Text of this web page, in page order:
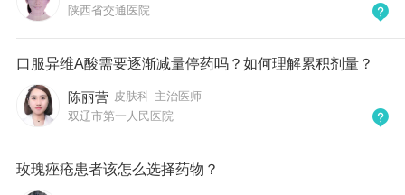
陕西省交通医院
口服异维A酸需要逐渐减量停药吗？如何理解累积剂量？
陈丽营 皮肤科 主治医师
双辽市第一人民医院
玫瑰痤疮患者该怎么选择药物？